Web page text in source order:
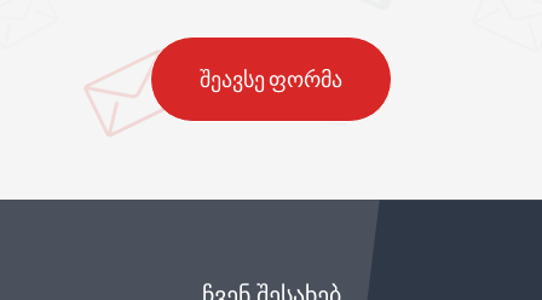
შეავსე ფორმა